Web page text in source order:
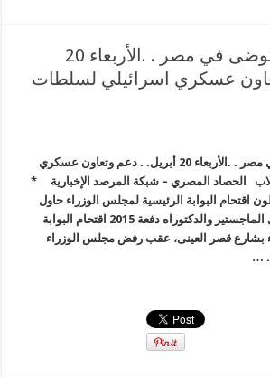
العسكر وراء الفوضى في مصر . .الأربعاء 20
عسكري اسرائيلي لسلطات
العسكر وراء الفوضى في مصر . .الأربعاء 20 أبريل. . دعم وتعاون عسكري
الحصاد المصري – شبكة المرصد الإخبارية *
اقتحام البوابة الرئيسية لمجلس الوزراء حاول
منذ قليل، عدد من حاملى الماجستير والدكتوراه دفعة 2015 اقتحام البوابة
بشارع قصر العينى، عقب رفض مجلس الوزراء
…